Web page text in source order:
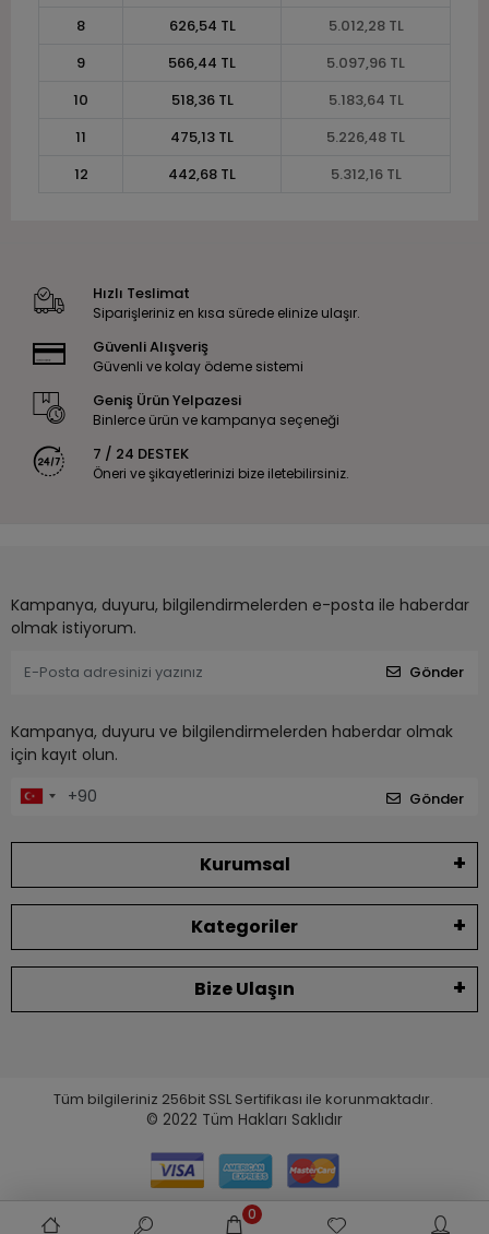
8
626,54 TL
5.012,28 TL
9
566,44 TL
5.097,96 TL
10
518,36 TL
5.183,64 TL
11
475,13 TL
5.226,48 TL
12
442,68 TL 5.312,16 TL
Hızlı Teslimat
Siparişleriniz en kısa sürede elinize ulaşır.
Güvenli Alışveriş
Güvenli ve kolay ödeme sistemi
Geniş Ürün Yelpazesi
Binlerce ürün ve kampanya seçeneği
7 / 24 DESTEK
Öneri ve şikayetlerinizi bize iletebilirsiniz.
Kampanya, duyuru, bilgilendirmelerden e-posta ile haberdar
olmak istiyorum.
Gönder
Kampanya, duyuru ve bilgilendirmelerden haberdar olmak
için kayıt olun.
Gönder
Kurumsal
Kategoriler
Bize Ulaşın
Tüm bilgileriniz 256bit SSL Sertifikası ile korunmaktadır.
© 2022 Tüm Hakları Saklıdır
0